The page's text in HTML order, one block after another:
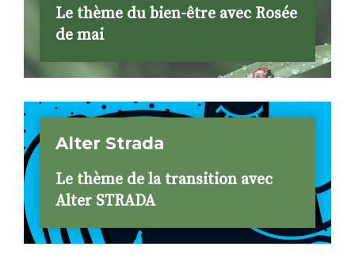
Le thème du bien-être avec Rosée
de mai
Alter Strada
Le thème de la transition avec
Alter STRADA